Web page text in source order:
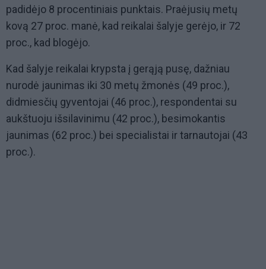
padidėjo 8 procentiniais punktais. Praėjusių metų
kovą 27 proc. manė, kad reikalai šalyje gerėjo, ir 72
proc., kad blogėjo.
Kad šalyje reikalai krypsta į gerąją pusę, dažniau
nurodė jaunimas iki 30 metų žmonės (49 proc.),
didmiesčių gyventojai (46 proc.), respondentai su
aukštuoju išsilavinimu (42 proc.), besimokantis
jaunimas (62 proc.) bei specialistai ir tarnautojai (43
proc.).